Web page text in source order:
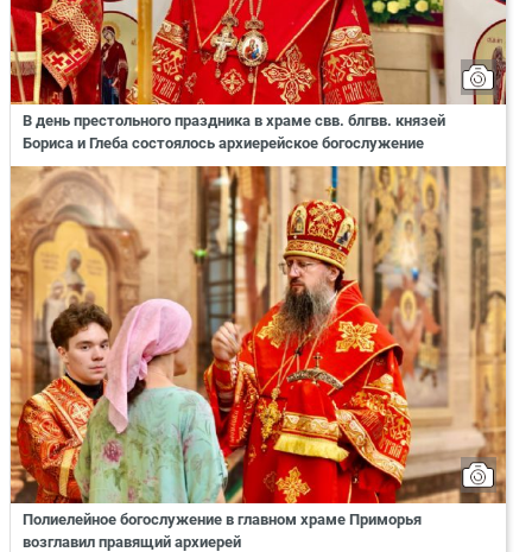
В день престольного праздника в храме свв. блгвв. князей
Бориса и Глеба состоялось архиерейское богослужение
Полиелейное богослужение в главном храме Приморья
возглавил правящий архиерей